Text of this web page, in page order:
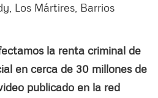
Los Mártires, Barrios
la renta criminal de
en cerca de 30 millones de
publicado en la red